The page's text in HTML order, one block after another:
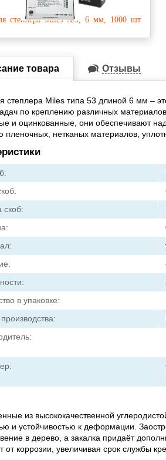
товара Отзывы
степлера Miles типа 53 длиной 6 мм –
по креплению различных
и оцинкованные, они обеспечивают
пленочных, нетканых материалов,
в упаковке:
из высококачественной
и устойчивостью к деформации.
в дерево, а закалка придаёт
коррозии, увеличивая срок службы